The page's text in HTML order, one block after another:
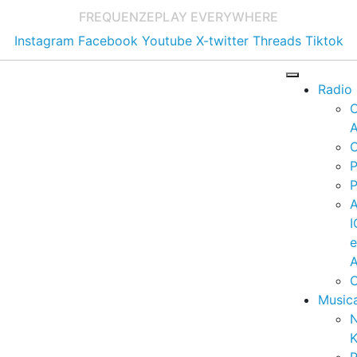
FREQUENZEPLAY EVERYWHERE
Instagram Facebook Youtube X-twitter Threads Tiktok
Radio
e